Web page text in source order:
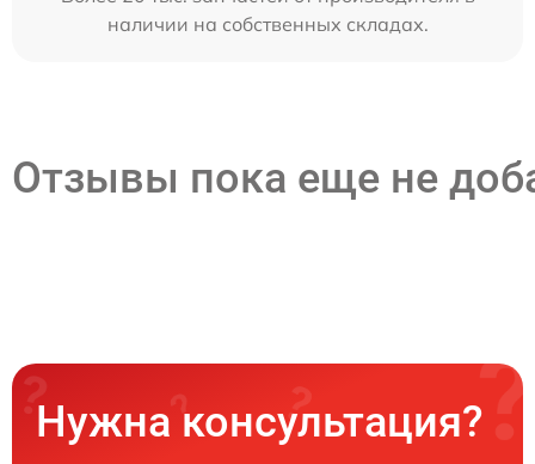
наличии на собственных складах.
Отзывы пока еще не
Нужна консультация?